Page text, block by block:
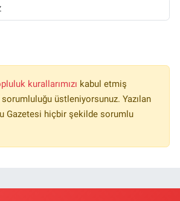
kurallarımızı kabul etmiş
üstleniyorsunuz. Yazılan
Gazetesi hiçbir şekilde sorumlu